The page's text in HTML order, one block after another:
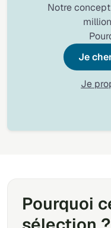
Notre
Je
Je
Pourquoi